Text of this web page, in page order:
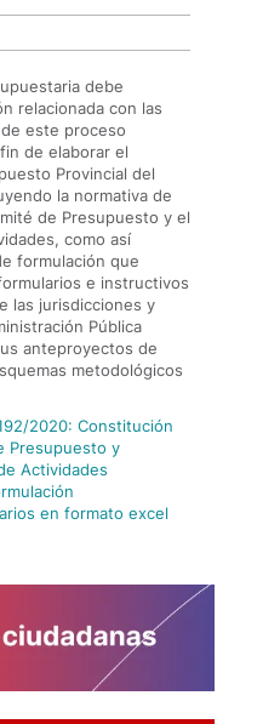
debe
relacionada con las
este proceso
de elaborar el
Provincial del
la normativa de
de Presupuesto y el
como así
formulación que
e instructivos
las jurisdicciones y
Pública
anteproyectos de
metodológicos
2020: Constitución
Presupuesto y
Actividades
en formato excel